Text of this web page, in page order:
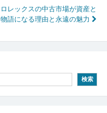
ロレックスの中古市場が資産と
物語になる理由と永遠の魅力
検索